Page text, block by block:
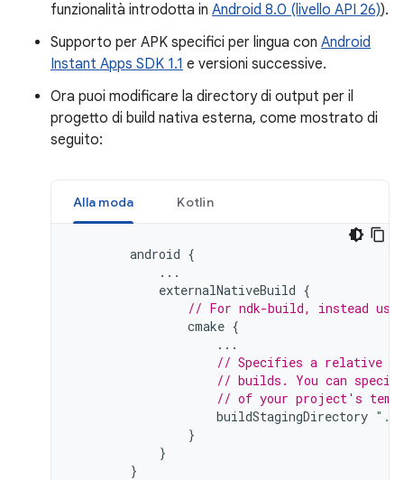
funzionalità introdotta in Android 8.0 (livello API 26)).
Supporto per APK specifici per lingua con Android
Instant Apps SDK 1.1 e versioni successive.
Ora puoi modificare la directory di output per il
progetto di build nativa esterna, come mostrato di
seguito:
Alla moda Kotlin
android {
...
externalNativeBuild {
// For ndk-build, instead use
cmake {
...
// Specifies a relative
// builds. You can
// of your project's
buildStagingDirectory "./
}
}
}